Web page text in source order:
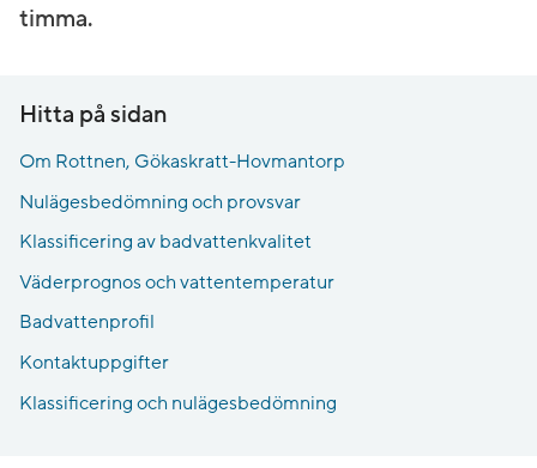
timma.
Hitta på sidan
Om Rottnen, Gökaskratt-Hovmantorp
Nulägesbedömning och provsvar
Klassificering av badvattenkvalitet
Väderprognos och vattentemperatur
Badvattenprofil
Kontaktuppgifter
Klassificering och nulägesbedömning